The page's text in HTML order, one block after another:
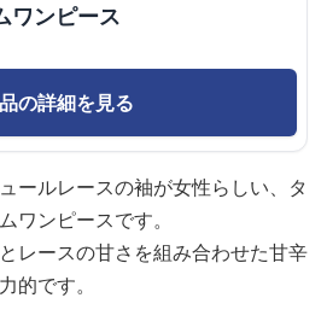
ワンピース
の詳細を見る
ールレースの袖が女性らしい、タ
ワンピースです。
レースの甘さを組み合わせた甘辛
的です。